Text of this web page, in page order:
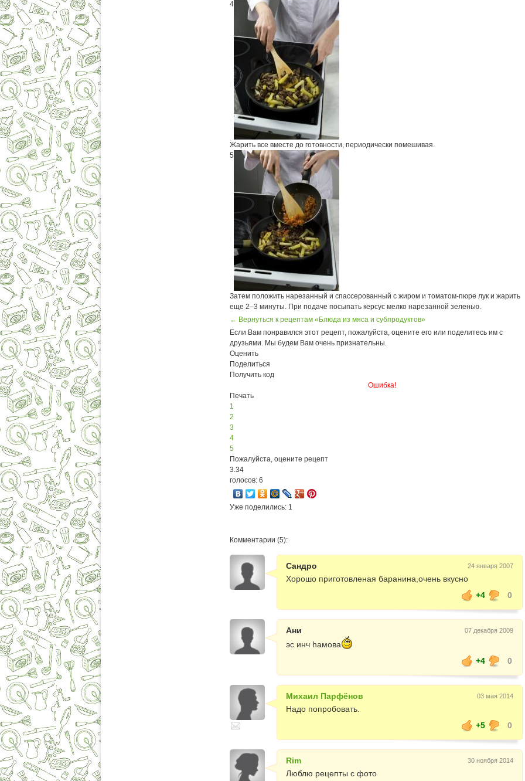
4
Жарить все вместе до готовности, периодически помешивая.
5
Затем положить нарезанный и спассерованный с жиром и томатом-пюре лук и жарить
еще 2–3 минуты. При подаче посыпать керсус мелко нарезанной зеленью.
← Вернуться к рецептам «Блюда из мяса и субпродуктов»
Если Вам понравился этот рецепт, пожалуйста, оцените его или поделитесь им с
друзьями. Мы будем Вам очень признательны.
Оценить
Поделиться
Получить код
Ошибка!
Печать
1
2
3
4
5
Пожалуйста, оцените рецепт
3.34
голосов: 6
Уже поделились: 1
Комментарии (5):
Сандро 24 января 2007
Хорошо приготовленая баранина,очень вкусно
+4
0
Ани 07 декабря 2009
эс инч hамова
+4
0
Михаил Парфёнов 03 мая 2014
Надо попробовать.
+5
0
Rim 30 ноября 2014
Люблю рецепты с фото